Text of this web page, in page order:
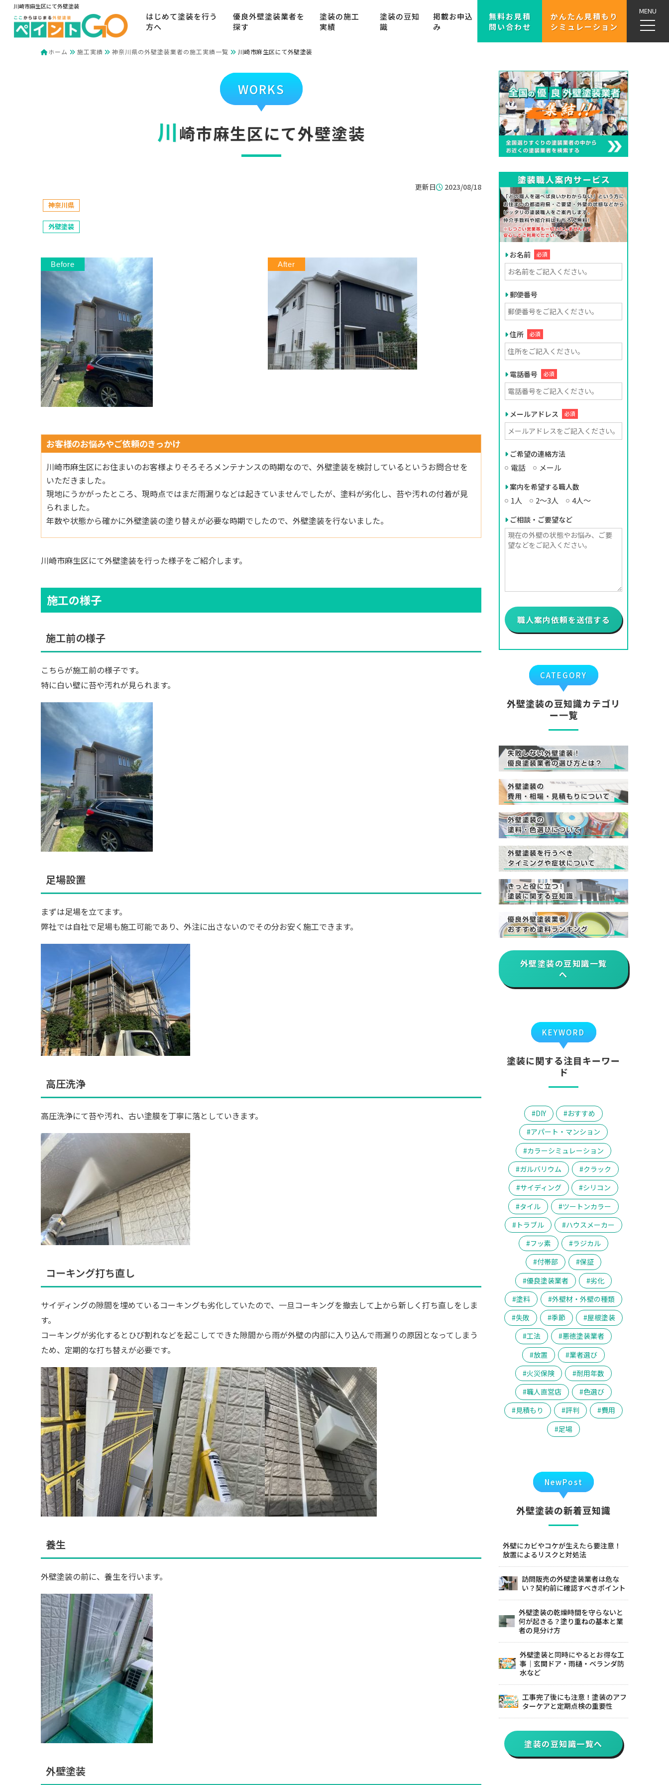
川崎市麻生区にて外壁塗装
はじめて塗装を行う
方へ
優良外壁塗装業者を
探す
塗装の施工
実績
塗装の豆知
識
掲載お申込
み
無料お見積
問い合わせ
かんたん見積もり
シミュレーション
MENU
ホーム 施工実績 神奈川県の外壁塗装業者の施工実績一覧 川崎市麻生区にて外壁塗装
WORKS
川崎市麻生区にて外壁塗装
更新日 2023/08/18
神奈川県
外壁塗装
お客様のお悩みやご依頼のきっかけ
川崎市麻生区にお住まいのお客様よりそろそろメンテナンスの時期なので、外壁塗装を検討しているというお問合せを
いただきました。
現地にうかがったところ、現時点ではまだ雨漏りなどは起きていませんでしたが、塗料が劣化し、苔や汚れの付着が見
られました。
年数や状態から確かに外壁塗装の塗り替えが必要な時期でしたので、外壁塗装を行ないました。
川崎市麻生区にて外壁塗装を行った様子をご紹介します。
施工の様子
施工前の様子
こちらが施工前の様子です。
特に白い壁に苔や汚れが見られます。
足場設置
まずは足場を立てます。
弊社では自社で足場も施工可能であり、外注に出さないのでその分お安く施工できます。
高圧洗浄
高圧洗浄にて苔や汚れ、古い塗膜を丁寧に落としていきます。
コーキング打ち直し
サイディングの隙間を埋めているコーキングも劣化していたので、一旦コーキングを撤去して上から新しく打ち直しをしま
す。
コーキングが劣化するとひび割れなどを起こしてできた隙間から雨が外壁の内部に入り込んで雨漏りの原因となってしまう
ため、定期的な打ち替えが必要です。
養生
外壁塗装の前に、養生を行います。
外壁塗装
お名前 必須
郵便番号
住所 必須
電話番号 必須
メールアドレス 必須
ご希望の連絡方法
電話 メール
案内を希望する職人数
1人 2〜3人 4人〜
ご相談・ご要望など
CATEGORY
外壁塗装の豆知識カテゴリ
ー一覧
外壁塗装の豆知識一覧
へ
KEYWORD
塗装に関する注目キーワー
ド
DIY
おすすめ
アパート・マンション
カラーシミュレーション
ガルバリウム
クラック
サイディング
シリコン
タイル
ツートンカラー
トラブル
ハウスメーカー
フッ素
ラジカル
付帯部
保証
優良塗装業者
劣化
塗料
外壁材・外壁の種類
失敗
季節
屋根塗装
工法
悪徳塗装業者
放置
業者選び
火災保険
耐用年数
職人直営店
色選び
見積もり
評判
費用
足場
NewPost
外壁塗装の新着豆知識
外壁にカビやコケが生えたら要注意！
放置によるリスクと対処法
訪問販売の外壁塗装業者は危な
い？契約前に確認すべきポイント
外壁塗装の乾燥時間を守らないと
何が起きる？塗り重ねの基本と業
者の見分け方
外壁塗装と同時にやるとお得な工
事｜玄関ドア・雨樋・ベランダ防
水など
工事完了後にも注意！塗装のアフ
ターケアと定期点検の重要性
塗装の豆知識一覧へ